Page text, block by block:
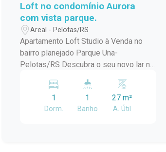
Loft no condomínio Aurora
com vista parque.
Areal - Pelotas/RS
Apartamento Loft Studio à Venda no
bairro planejado Parque Una-
Pelotas/RS Descubra o seu novo lar no
studio localizado no Condomínio Aurora
Parque Una oferece uma experiência
única de conforto e modernidade. Com
1
Dorm.
1
Banho
27 m²
A. Útil